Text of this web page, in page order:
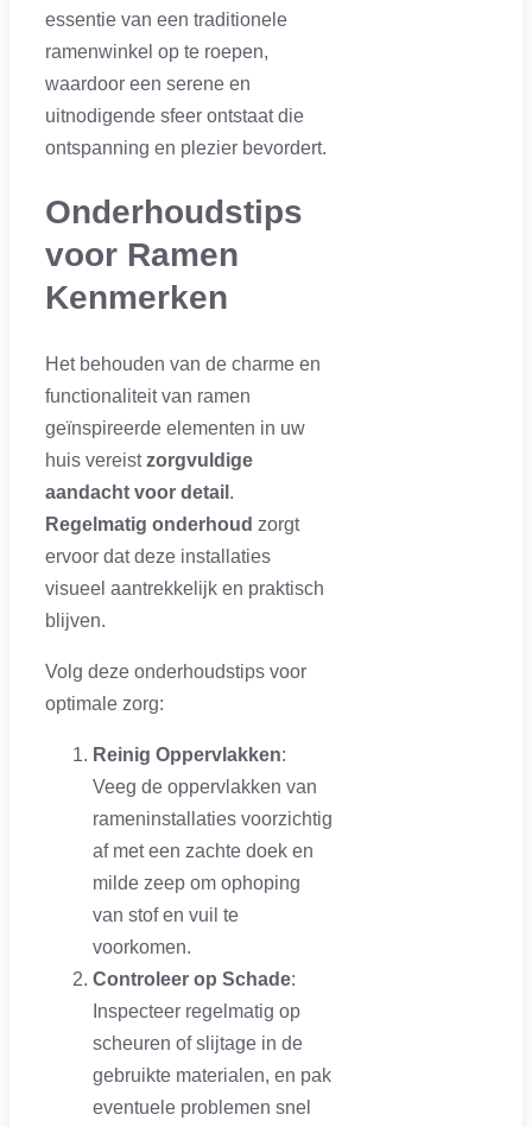
essentie van een traditionele
ramenwinkel op te roepen,
waardoor een serene en
uitnodigende sfeer ontstaat die
ontspanning en plezier bevordert.
Onderhoudstips
voor Ramen
Kenmerken
Het behouden van de charme en
functionaliteit van ramen
geïnspireerde elementen in uw
huis vereistzorgvuldige
aandacht voor detail .
Regelmatig onderhoud zorgt
ervoor dat deze installaties
visueel aantrekkelijk en praktisch
blijven.
Volg deze onderhoudstips voor
optimale zorg:
Reinig Oppervlakken:
Veeg de oppervlakken van
rameninstallaties voorzichtig
af met een zachte doek en
milde zeep om ophoping
van stof en vuil te
voorkomen.
Controleer op Schade:
Inspecteer regelmatig op
scheuren of slijtage in de
gebruikte materialen, en pak
eventuele problemen snel